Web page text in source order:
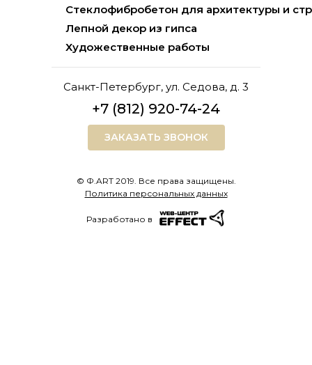
Стеклофибробетон для архитектуры и
Лепной декор из гипса
Художественные работы
Санкт-Петербург, ул. Седова, д. 3
+7 (812) 920-74-24
ЗАКАЗАТЬ ЗВОНОК
© Ф.ART 2019. Все права защищены.
Политика персональных данных
Разработано в